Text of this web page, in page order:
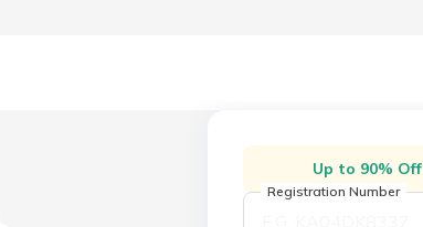
Up to 90% Off
Registration Number